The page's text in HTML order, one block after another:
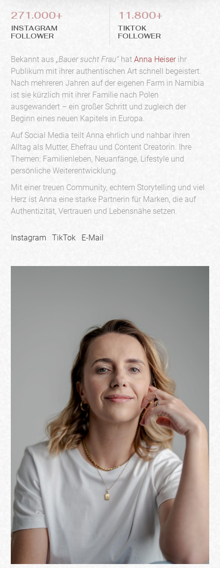
271.000+
INSTAGRAM
FOLLOWER
11.800+
TIKTOK
FOLLOWER
Bekannt aus„Bauer sucht Frau“hatAnna Heiserihr
Publikum mit ihrer authentischen Art schnell begeistert.
Nach mehreren Jahren auf der eigenen Farm in Namibia
ist sie kürzlich mit ihrer Familie nach Polen
ausgewandert – ein großer Schritt und zugleich der
Beginn eines neuen Kapitels in Europa.
Auf Social Media teilt Anna ehrlich und nahbar ihren
Alltag als Mutter, Ehefrau und Content Creatorin. Ihre
Themen: Familienleben, Neuanfänge, Lifestyle und
persönliche Weiterentwicklung.
Mit einer treuen Community, echtem Storytelling und viel
Herz ist Anna eine starke Partnerin für Marken, die auf
Authentizität, Vertrauen und Lebensnähe setzen.
Instagram TikTok E-Mail